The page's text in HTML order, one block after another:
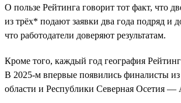
О пользе Рейтинга говорит тот факт, что
из трёх* подают заявки два года подряд и
что работодатели доверяют результатам.
Кроме того, каждый год география
В 2025-м впервые появились финалисты
области и Республики Северная Осетия —